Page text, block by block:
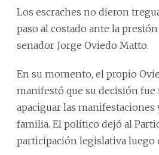
Los escraches no dieron
paso al costado ante la
senador Jorge Oviedo Matto.
En su momento, el propio
manifestó que su decisión fue
apaciguar las manifestaciones
familia. El político dejó al
participación legislativa luego